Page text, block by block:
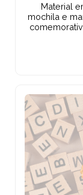
Material
mochila e